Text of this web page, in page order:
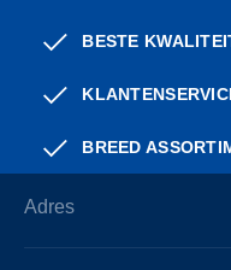
BESTE
BREED
Adres